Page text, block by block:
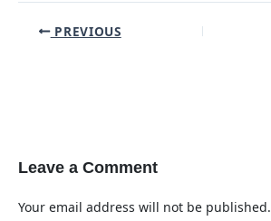
Post PREVIOUS
Leave a Comment
Your email address will not be published.